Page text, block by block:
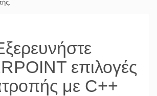
επιλογές
με C++